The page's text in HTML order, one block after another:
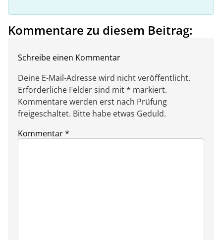
Kommentare zu diesem Beitrag:
Schreibe einen Kommentar
Deine E-Mail-Adresse wird nicht veröffentlicht.
Erforderliche Felder sind mit * markiert.
Kommentare werden erst nach Prüfung
freigeschaltet. Bitte habe etwas Geduld.
Kommentar*